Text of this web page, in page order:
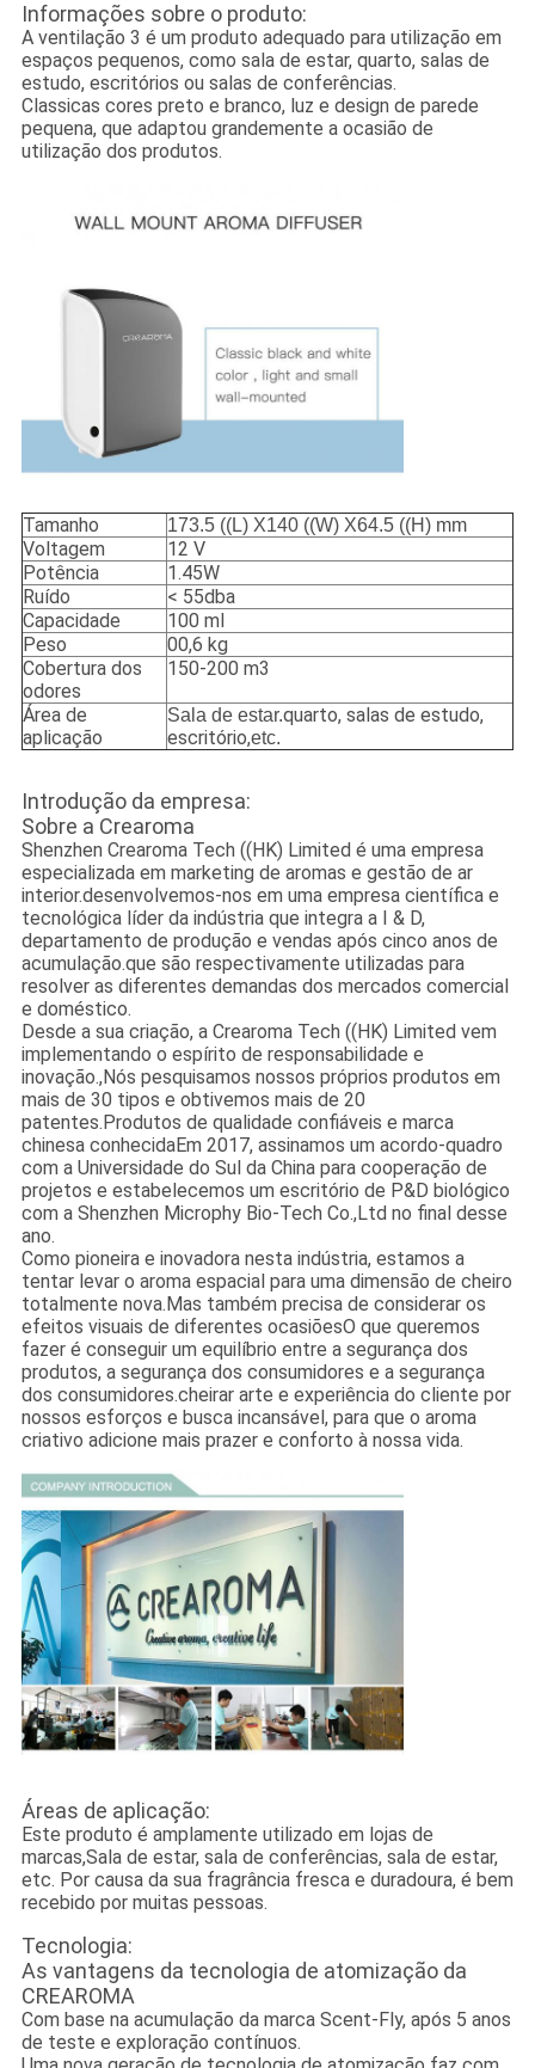
Informações sobre o produto:
A ventilação 3 é um produto adequado para utilização em
espaços pequenos, como sala de estar, quarto, salas de
estudo, escritórios ou salas de conferências.
Classicas cores preto e branco, luz e design de parede
pequena, que adaptou grandemente a ocasião de
utilização dos produtos.
Tamanho 173.5 ((L) X140 ((W) X64.5 ((H) mm
Voltagem
12 V
Potência
1.45W
Ruído
< 55dba
Capacidade
100 ml
Peso
00,6 kg
Cobertura dos
odores
150-200 m3
Área de
aplicação
Sala de estar.quarto, salas de estudo,
escritório,etc.
Introdução da empresa:
Sobre a Crearoma
Shenzhen Crearoma Tech ((HK) Limited é uma empresa
especializada em marketing de aromas e gestão de ar
interior.desenvolvemos-nos em uma empresa científica e
tecnológica líder da indústria que integra a I & D,
departamento de produção e vendas após cinco anos de
acumulação.que são respectivamente utilizadas para
resolver as diferentes demandas dos mercados comercial
e doméstico.
Desde a sua criação, a Crearoma Tech ((HK) Limited vem
implementando o espírito de responsabilidade e
inovação.,Nós pesquisamos nossos próprios produtos em
mais de 30 tipos e obtivemos mais de 20
patentes.Produtos de qualidade confiáveis e marca
chinesa conhecidaEm 2017, assinamos um acordo-quadro
com a Universidade do Sul da China para cooperação de
projetos e estabelecemos um escritório de P&D biológico
com a Shenzhen Microphy Bio-Tech Co.,Ltd no final desse
ano.
Como pioneira e inovadora nesta indústria, estamos a
tentar levar o aroma espacial para uma dimensão de cheiro
totalmente nova.Mas também precisa de considerar os
efeitos visuais de diferentes ocasiõesO que queremos
fazer é conseguir um equilíbrio entre a segurança dos
produtos, a segurança dos consumidores e a segurança
dos consumidores.cheirar arte e experiência do cliente por
nossos esforços e busca incansável, para que o aroma
criativo adicione mais prazer e conforto à nossa vida.
Áreas de aplicação:
Este produto é amplamente utilizado em lojas de
marcas,Sala de estar, sala de conferências, sala de estar,
etc. Por causa da sua fragrância fresca e duradoura, é bem
recebido por muitas pessoas.
Tecnologia:
As vantagens da tecnologia de atomização da
CREAROMA
Com base na acumulação da marca Scent-Fly, após 5 anos
de teste e exploração contínuos.